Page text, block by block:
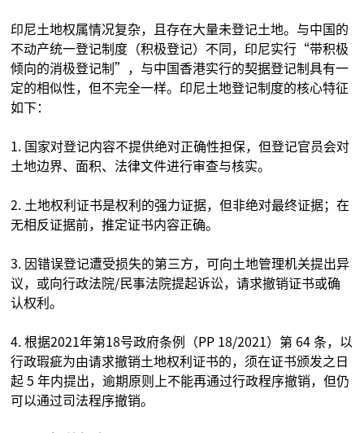
印尼土地权属情况复杂，且存在大量未登记土地。与中国的
不动产统一登记制度（积极登记）不同，印尼实行“带积极
倾向的消极登记制”，与中国香港实行的契据登记制具有一
定的相似性，但不完全一样。印尼土地登记制度的核心特征
如下：
1. 国家对登记内容不提供绝对正确性担保，但登记官员会对
土地边界、面积、法律文件进行审查与核实。
2. 土地权利证书是权利的强力证据，但非绝对最终证据；在
无相反证据前，推定证书内容正确。
3. 因错误登记遭受损失的第三方，可向土地管理机关提出异
议，或向行政法院/民事法院提起诉讼，请求撤销证书或确
认权利。
4. 根据2021年第18号政府条例（PP 18/2021）第 64 条，以
行政瑕疵为由请求撤销土地权利证书的，须在证书颁发之日
起 5 年内提出，逾期原则上不能再通过行政程序撤销，但仍
可以通过司法程序撤销。